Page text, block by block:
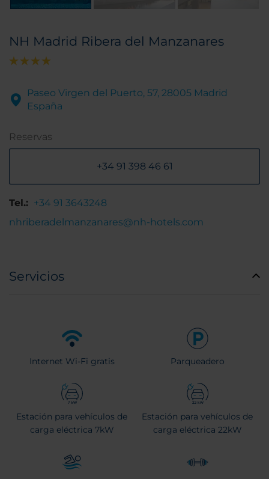
NH Madrid Ribera del Manzanares
Paseo Virgen del Puerto, 57, 28005 Madrid
España
Reservas
+34 91 398 46 61
Tel.: +34 91 3643248
nhriberadelmanzanares@nh-hotels.com
Servicios
Internet Wi-Fi gratis Parqueadero
Estación para vehículos de
carga eléctrica 7kW
Estación para vehículos de
carga eléctrica 22kW